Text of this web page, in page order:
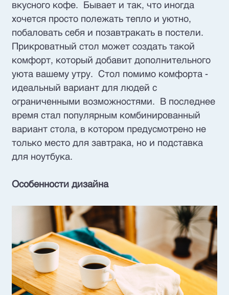
вкусного кофе. Бывает и так, что иногда
хочется просто полежать тепло и уютно,
побаловать себя и позавтракать в постели.
Прикроватный стол может создать такой
комфорт, который добавит дополнительного
уюта вашему утру. Стол помимо комфорта -
идеальный вариант для людей с
ограниченными возможностями. В последнее
время стал популярным комбинированный
вариант стола, в котором предусмотрено не
только место для завтрака, но и подставка
для ноутбука.
Особенности дизайна